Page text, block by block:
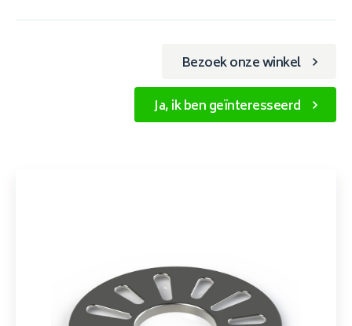
Bezoek onze winkel
Ja, ik ben geïnteresseerd